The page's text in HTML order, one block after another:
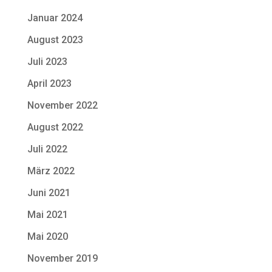
Januar 2024
August 2023
Juli 2023
April 2023
November 2022
August 2022
Juli 2022
März 2022
Juni 2021
Mai 2021
Mai 2020
November 2019